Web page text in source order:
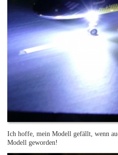
Ich hoffe, mein Modell gefällt, wenn
Modell geworden!